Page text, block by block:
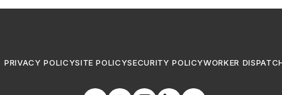
PRIVACY POLICYSITE POLICYSECURITY POLICYWORKER